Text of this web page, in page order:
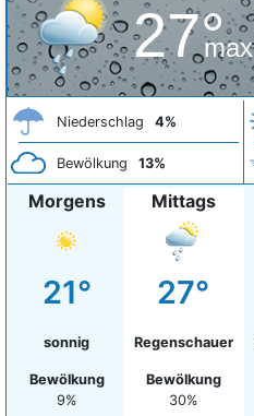
27°
max
Niederschlag 4%
Bewölkung 13%
Morgens
21°
sonnig
Bewölkung
9%
Mittags
27°
Regenschauer
Bewölkung
30%